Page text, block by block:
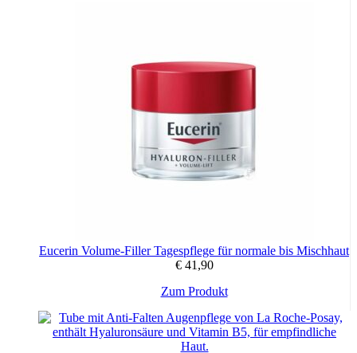
Eucerin Volume-Filler Tagespflege für normale bis Mischhaut
€41,90
Zum Produkt